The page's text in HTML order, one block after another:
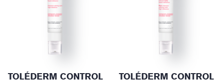
TOLÉDERM CONTROL TOLÉDERM CONTROL